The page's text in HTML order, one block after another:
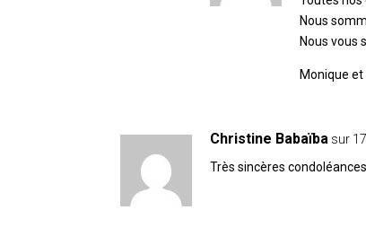
Nous
Nous vous
Monique et
Christine Babaïba sur
Très sincères